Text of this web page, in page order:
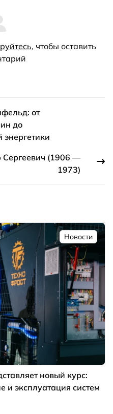
, чтобы оставить
от
до
энергетики
(1906 —
1973)
Новости
новый курс:
и эксплуатация систем